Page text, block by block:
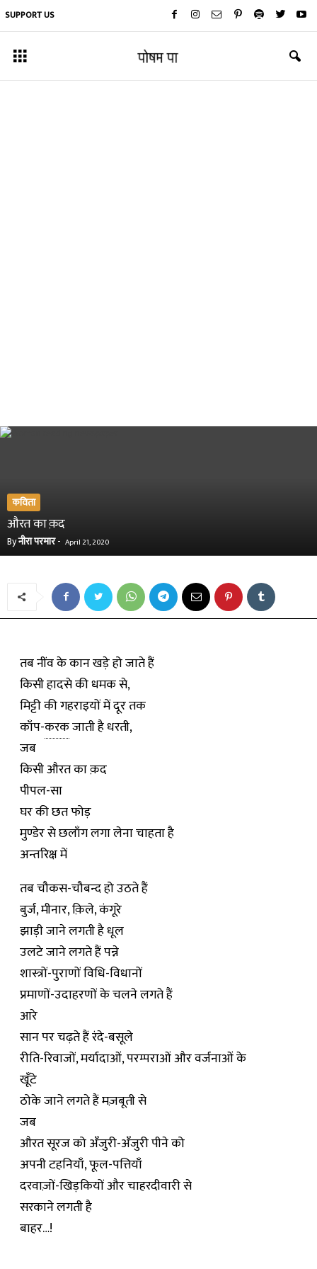
SUPPORT US
कविता
औरत का क़द
Byनीरा परमार- April 21, 2020
तब नींव के कान खड़े हो जाते हैं
किसी हादसे की धमक से,
मिट्टी की गहराइयों में दूर तक
काँप-करकजाती है धरती,
जब
किसी औरत का क़द
पीपल-सा
घर की छत फोड़
मुण्डेर से छलाँग लगा लेना चाहता है
अन्तरिक्ष में
तब चौकस-चौबन्द हो उठते हैं
बुर्ज, मीनार, क़िले, कंगूरे
झाड़ी जाने लगती है धूल
उलटे जाने लगते हैं पन्ने
शास्त्रों-पुराणों विधि-विधानों
प्रमाणों-उदाहरणों के चलने लगते हैं
आरे
सान पर चढ़ते हैं रंदे-बसूले
रीति-रिवाजों, मर्यादाओं, परम्पराओं और वर्जनाओं के
खूँटे
ठोके जाने लगते हैं मज़बूती से
जब
औरत सूरज को अँजुरी-अँजुरी पीने को
अपनी टहनियाँ, फूल-पत्तियाँ
दरवाज़ों-खिड़कियों और चाहरदीवारी से
सरकाने लगती है
बाहर…!